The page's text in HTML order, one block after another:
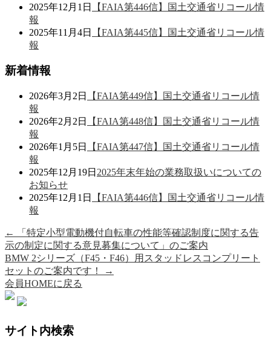
2025年12月1日
【FAIA第446信】国土交通省リコール情
報
2025年11月4日
【FAIA第445信】国土交通省リコール情
報
新着情報
2026年3月2日
【FAIA第449信】国土交通省リコール情
報
2026年2月2日
【FAIA第448信】国土交通省リコール情
報
2026年1月5日
【FAIA第447信】国土交通省リコール情
報
2025年12月19日 2025年末年始の業務取扱いについての
お知らせ
2025年12月1日
【FAIA第446信】国土交通省リコール情
報
←
「特定小型電動機付自転車の性能等確認制度に関する告
示の制定に関する意見募集について」のご案内
BMW 2シリーズ（F45・F46）用スタッドレスコンプリート
セットのご案内です！
→
会員HOMEに戻る
サイト内検索